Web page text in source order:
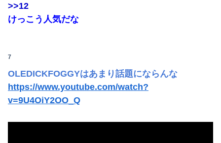
>>12
けっこう人気だな
7
OLEDICKFOGGYはあまり話題にならんな
https://www.youtube.com/watch?
v=9U4OiY2OO_Q